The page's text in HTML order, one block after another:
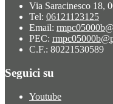
Via Saracinesco 18,
Tel: 06121123125
Email:
PEC:
C.F.: 80221530589
Seguici su
Youtube